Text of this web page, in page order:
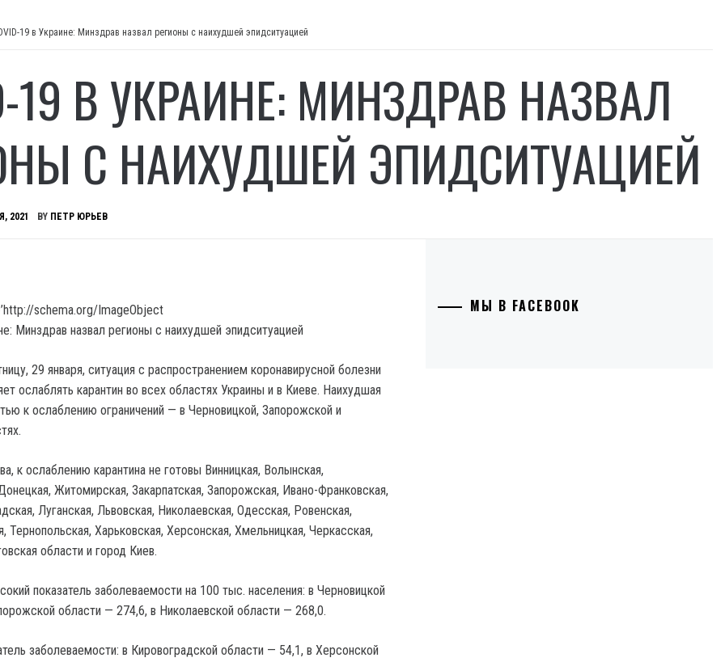
19 в Украине: Минздрав назвал регионы с наихудшей эпидситуацией
19 В УКРАИНЕ: МИНЗДРАВ НАЗВАЛ
С НАИХУДШЕЙ ЭПИДСИТУАЦИЕЙ
2021 BY ПЕТР ЮРЬЕВ
schema.org/ImageObject
29 января, ситуация с распространением коронавирусной болезни
ослаблять карантин во всех областях Украины и в Киеве. Наихудшая
к ослаблению ограничений — в Черновицкой, Запорожской и
к ослаблению карантина не готовы Винницкая, Волынская,
Житомирская, Закарпатская, Запорожская, Ивано-Франковская,
Луганская, Львовская, Николаевская, Одесская, Ровенская,
Тернопольская, Харьковская, Херсонская, Хмельницкая, Черкасская,
области и город Киев.
показатель заболеваемости на 100 тыс. населения: в Черновицкой
области — 274,6, в Николаевской области — 268,0.
заболеваемости: в Кировоградской области — 54,1, в Херсонской
МЫ В FACEBOOK